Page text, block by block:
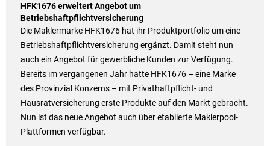
HFK1676 erweitert Angebot um
Betriebshaftpflichtversicherung
Die Maklermarke HFK1676 hat ihr Produktportfolio um eine
Betriebshaftpflichtversicherung ergänzt. Damit steht nun
auch ein Angebot für gewerbliche Kunden zur Verfügung.
Bereits im vergangenen Jahr hatte HFK1676 – eine Marke
des Provinzial Konzerns – mit Privathaftpflicht- und
Hausratversicherung erste Produkte auf den Markt gebracht.
Nun ist das neue Angebot auch über etablierte Maklerpool-
Plattformen verfügbar.